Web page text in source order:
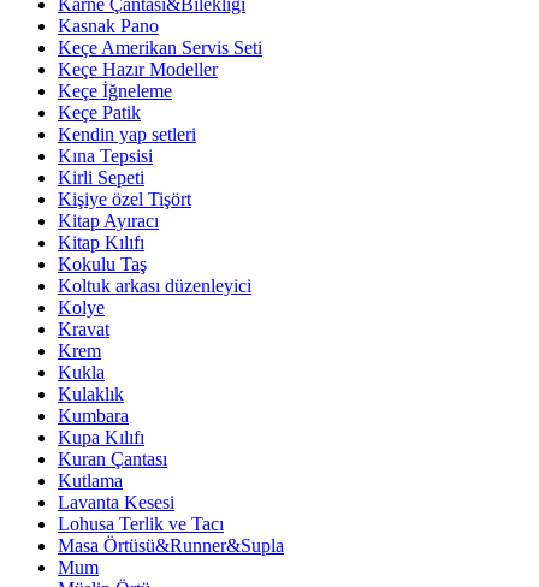
Kasnak Pano
Keçe Amerikan Servis Seti
Keçe Hazır Modeller
Keçe İğneleme
Keçe Patik
Kendin yap setleri
Kına Tepsisi
Kirli Sepeti
Kişiye özel Tişört
Kitap Ayıracı
Kitap Kılıfı
Kokulu Taş
Koltuk arkası düzenleyici
Kolye
Kravat
Krem
Kukla
Kulaklık
Kumbara
Kupa Kılıfı
Kuran Çantası
Kutlama
Lavanta Kesesi
Lohusa Terlik ve Tacı
Masa Örtüsü&Runner&Supla
Mum